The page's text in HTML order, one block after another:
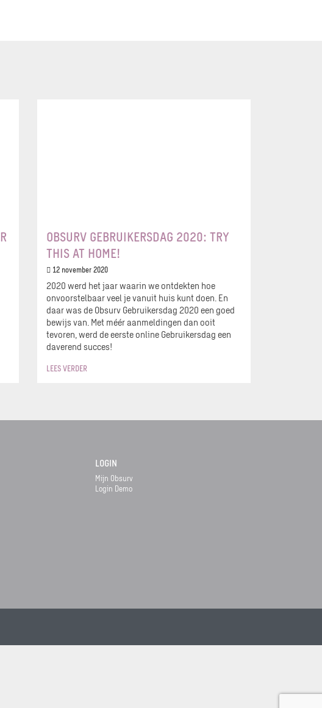
OBSURV GEBRUIKERSDAG 2020: TRY
THIS AT HOME!
12 november 2020
2020 werd het jaar waarin we ontdekten hoe
onvoorstelbaar veel je vanuit huis kunt doen. En
daar was de Obsurv Gebruikersdag 2020 een goed
bewijs van. Met méér aanmeldingen dan ooit
tevoren, werd de eerste online Gebruikersdag een
daverend succes!
LEES VERDER
LOGIN
Mijn Obsurv
Login Demo